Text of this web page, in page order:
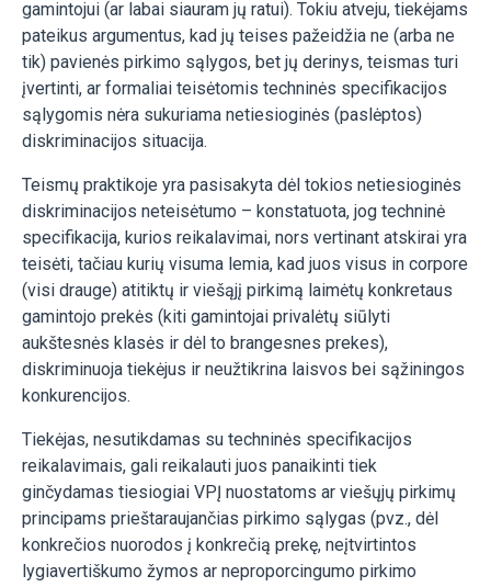
gamintojui (ar labai siauram jų ratui). Tokiu atveju, tiekėjams
pateikus argumentus, kad jų teises pažeidžia ne (arba ne
tik) pavienės pirkimo sąlygos, bet jų derinys, teismas turi
įvertinti, ar formaliai teisėtomis techninės specifikacijos
sąlygomis nėra sukuriama netiesioginės (paslėptos)
diskriminacijos situacija.
Teismų praktikoje yra pasisakyta dėl tokios netiesioginės
diskriminacijos neteisėtumo – konstatuota, jog techninė
specifikacija, kurios reikalavimai, nors vertinant atskirai yra
teisėti, tačiau kurių visuma lemia, kad juos visus in corpore
(visi drauge) atitiktų ir viešąjį pirkimą laimėtų konkretaus
gamintojo prekės (kiti gamintojai privalėtų siūlyti
aukštesnės klasės ir dėl to brangesnes prekes),
diskriminuoja tiekėjus ir neužtikrina laisvos bei sąžiningos
konkurencijos.
Tiekėjas, nesutikdamas su techninės specifikacijos
reikalavimais, gali reikalauti juos panaikinti tiek
ginčydamas tiesiogiai VPĮ nuostatoms ar viešųjų pirkimų
principams prieštaraujančias pirkimo sąlygas (pvz., dėl
konkrečios nuorodos į konkrečią prekę, neįtvirtintos
lygiavertiškumo žymos ar neproporcingumo pirkimo